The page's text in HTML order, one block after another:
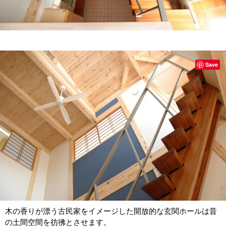
木の香りが漂う古民家をイメージした開放的な玄関ホールは昔
の土間空間を彷彿とさせます。
Save